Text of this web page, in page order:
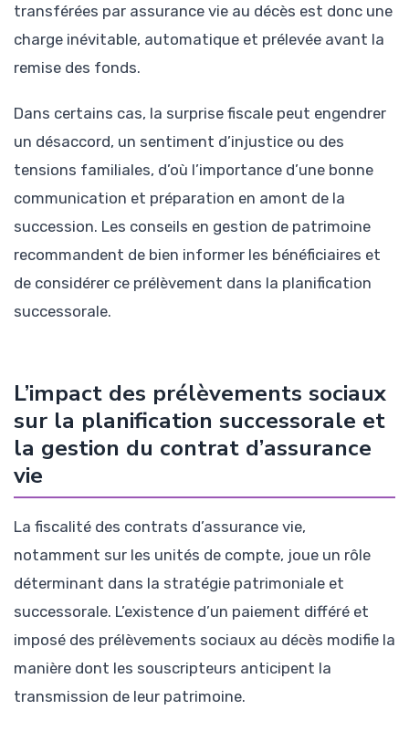
transférées par assurance vie au décès est donc une
charge inévitable, automatique et prélevée avant la
remise des fonds.
Dans certains cas, la surprise fiscale peut engendrer
un désaccord, un sentiment d’injustice ou des
tensions familiales, d’où l’importance d’une bonne
communication et préparation en amont de la
succession. Les conseils en gestion de patrimoine
recommandent de bien informer les bénéficiaires et
de considérer ce prélèvement dans la planification
successorale.
L’impact des prélèvements sociaux
sur la planification successorale et
la gestion du contrat d’assurance
vie
La fiscalité des contrats d’assurance vie,
notamment sur les unités de compte, joue un rôle
déterminant dans la stratégie patrimoniale et
successorale. L’existence d’un paiement différé et
imposé des prélèvements sociaux au décès modifie la
manière dont les souscripteurs anticipent la
transmission de leur patrimoine.